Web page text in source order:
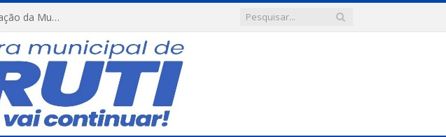
FESTRIBAL 2026 – No Coração da Amazônia. Apresentação da Munduruku.